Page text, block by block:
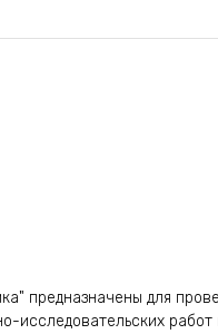
предназначены для
исследовательских